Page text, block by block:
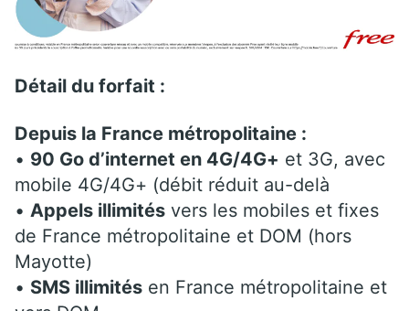
Détail du forfait :
Depuis la France métropolitaine :
• 90 Go d’internet en 4G/4G+ et 3G, avec
mobile 4G/4G+ (débit réduit au-delà
• Appels illimités vers les mobiles et fixes
de France métropolitaine et DOM (hors
Mayotte)
• SMS illimités en France métropolitaine et